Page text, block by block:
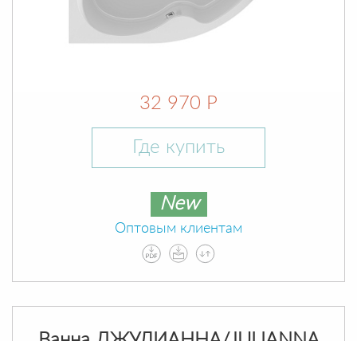
32 970 Р
Где купить
New
Оптовым клиентам